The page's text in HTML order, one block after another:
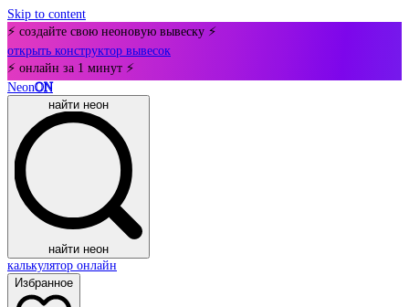
Skip to content
⚡ создайте свою неоновую вывеску ⚡
открыть конструктор вывесок
⚡ онлайн за 1 минут ⚡
NeonON
найти неон
найти неон
калькулятор онлайн
Избранное